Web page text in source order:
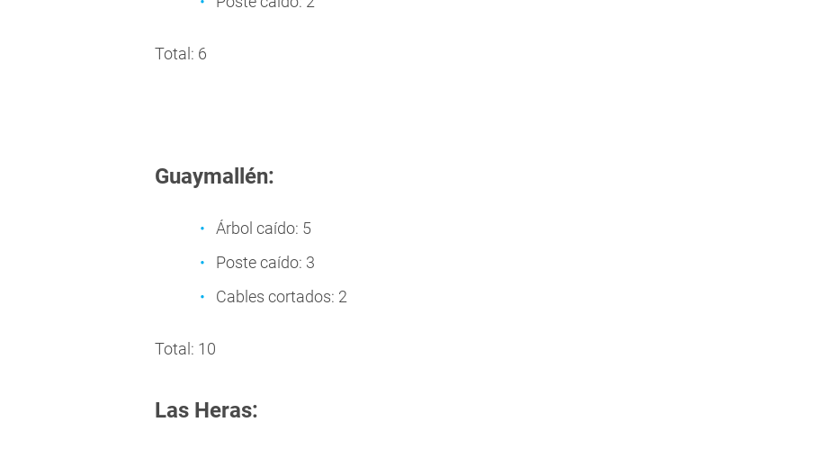
Total: 6
Guaymallén:
Árbol caído: 5
Poste caído: 3
Cables cortados: 2
Total: 10
Las Heras: